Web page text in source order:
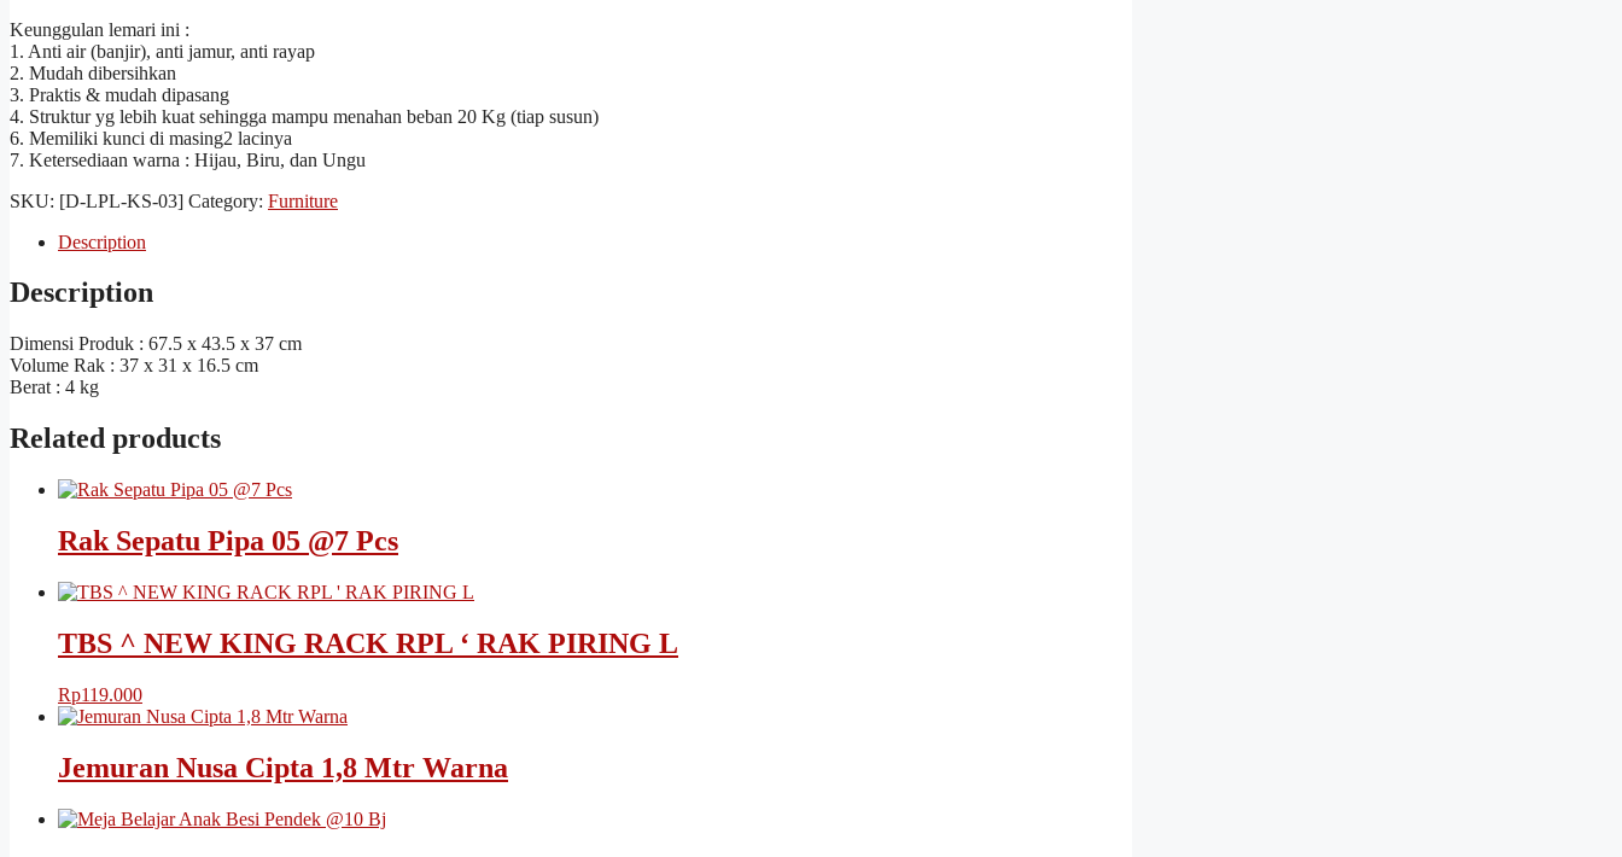
Keunggulan lemari ini :
1. Anti air (banjir), anti jamur, anti rayap
2. Mudah dibersihkan
3. Praktis & mudah dipasang
4. Struktur yg lebih kuat sehingga mampu menahan beban 20 Kg (tiap susun)
6. Memiliki kunci di masing2 lacinya
7. Ketersediaan warna : Hijau, Biru, dan Ungu
SKU: [D-LPL-KS-03] Category: Furniture
Description
Description
Dimensi Produk : 67.5 x 43.5 x 37 cm
Volume Rak : 37 x 31 x 16.5 cm
Berat : 4 kg
Related products
Rak Sepatu Pipa 05 @7 Pcs
TBS ^ NEW KING RACK RPL ‘ RAK PIRING L
Rp119.000
Jemuran Nusa Cipta 1,8 Mtr Warna